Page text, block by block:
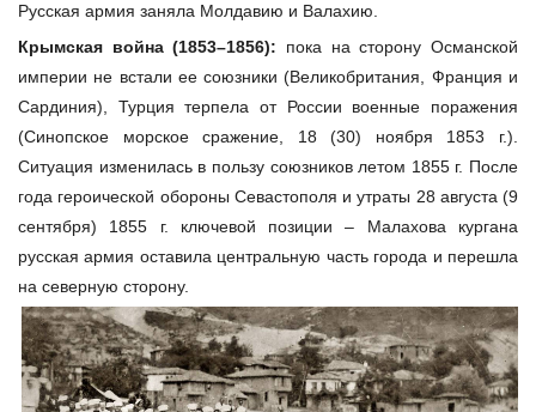
Русская армия заняла Молдавию и Валахию.
Крымская война (1853–1856): пока на сторону Османской
империи не встали ее союзники (Великобритания, Франция и
Сардиния), Турция терпела от России военные поражения
(Синопское морское сражение, 18 (30) ноября 1853 г.).
Ситуация изменилась в пользу союзников летом 1855 г. После
года героической обороны Севастополя и утраты 28 августа (9
сентября) 1855 г. ключевой позиции – Малахова кургана
русская армия оставила центральную часть города и перешла
на северную сторону.